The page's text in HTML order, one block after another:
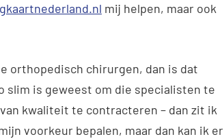
mij helpen, maar ook
orthopedisch chirurgen, dan is dat
slim is geweest om die specialisten te
kwaliteit te contracteren – dan zit ik
voorkeur bepalen, maar dan kan ik er